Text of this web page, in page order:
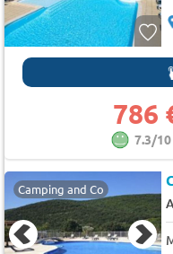
786
7.3/10
Camping and Co